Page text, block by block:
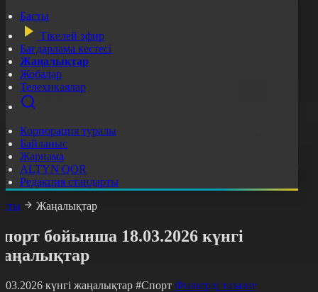
Басты
Тікелей эфир
Бағдарлама кестесі
Жаңалықтар
Жобалар
Телехикаялар
Корпорация туралы
Байланыс
Жарнама
ALTYN QOR
Редакция стандарты
Жаңалықтар
бойынша 18.03.2026 күнгі
күнгі жаңалықтар #Спорт Фильтрді тазалау